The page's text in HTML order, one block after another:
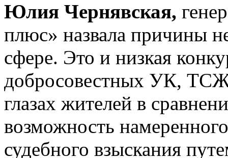
Юлия Чернявская,
плюс» назвала причины
сфере. Это и низкая
добросовестных УК,
глазах жителей в
возможность
судебного взыскания